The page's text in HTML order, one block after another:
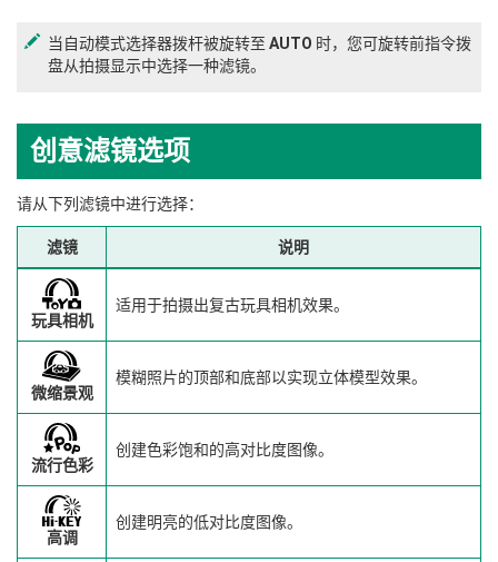
当自动模式选择器拨杆被旋转至 AUTO 时，您可旋转前指令拨
盘从拍摄显示中选择一种滤镜。
创意滤镜选项
请从下列滤镜中进行选择：
滤镜 说明
玩具相机
适用于拍摄出复古玩具相机效果。
微缩景观
模糊照片的顶部和底部以实现立体模型效果。
流行色彩
创建色彩饱和的高对比度图像。
高调
创建明亮的低对比度图像。